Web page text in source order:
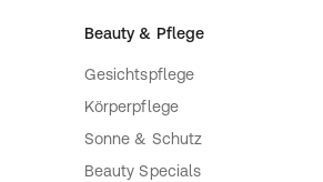
Beauty & Pflege
Gesichtspflege
Körperpflege
Sonne & Schutz
Beauty Specials